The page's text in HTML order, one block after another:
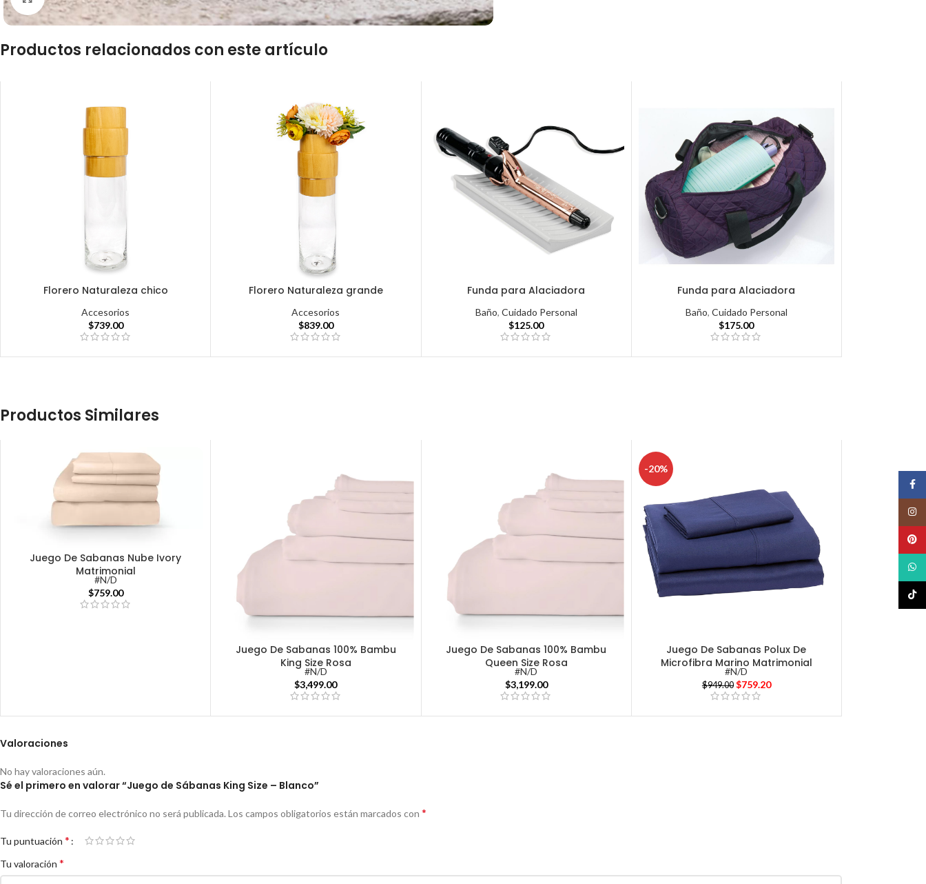
Productos relacionados con este artículo
Florero Naturaleza chico
Accesorios
$739.00
Florero Naturaleza grande
Accesorios
$839.00
Funda para Alaciadora
Baño, Cuidado Personal
$125.00
Funda para Alaciadora
Baño, Cuidado Personal
$175.00
Productos Similares
Juego De Sabanas Nube Ivory
Matrimonial
#N/D
$759.00
Juego De Sabanas 100% Bambu
King Size Rosa
#N/D
$3,499.00
Juego De Sabanas 100% Bambu
Queen Size Rosa
#N/D
$3,199.00
-20%
Juego De Sabanas Polux De
Microfibra Marino Matrimonial
#N/D
$949.00 $759.20
Valoraciones
No hay valoraciones aún.
Sé el primero en valorar “Juego de Sábanas King Size – Blanco”
Tu dirección de correo electrónico no será publicada. Los campos obligatorios están marcados con *
Tu puntuación *
Tu valoración *